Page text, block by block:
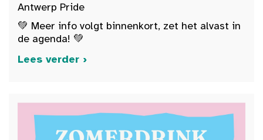
Antwerp Pride
💚 Meer info volgt binnenkort, zet het alvast in
de agenda! 💚
Lees verder ›